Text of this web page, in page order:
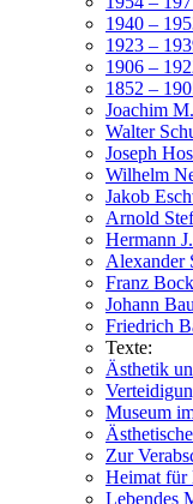
1940 –
1923 –
1906 –
1852 –
Joachim
Walter
Joseph
Wilhelm
Jakob
Arnold
Hermann
Alexander
Franz Bock
Johann
Friedrich
Texte:
Ästhetik
Museum
Zur
Heimat für
Lebendes